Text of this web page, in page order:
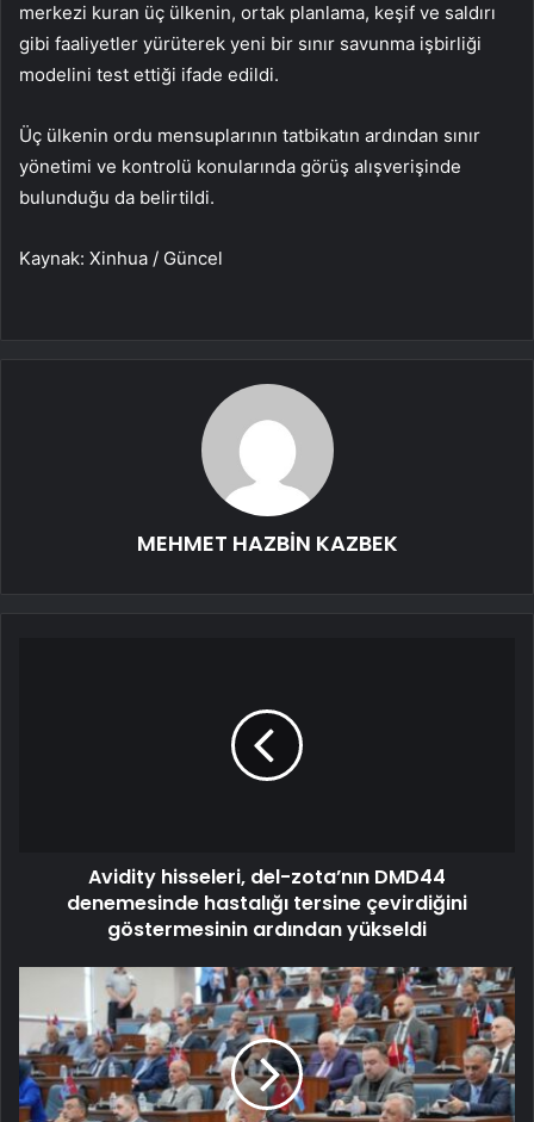
merkezi kuran üç ülkenin, ortak planlama, keşif ve saldırı
gibi faaliyetler yürüterek yeni bir sınır savunma işbirliği
modelini test ettiği ifade edildi.
Üç ülkenin ordu mensuplarının tatbikatın ardından sınır
yönetimi ve kontrolü konularında görüş alışverişinde
bulunduğu da belirtildi.
Kaynak: Xinhua / Güncel
MEHMET HAZBİN KAZBEK
Avidity hisseleri, del-zota’nın DMD44
denemesinde hastalığı tersine çevirdiğini
göstermesinin ardından yükseldi